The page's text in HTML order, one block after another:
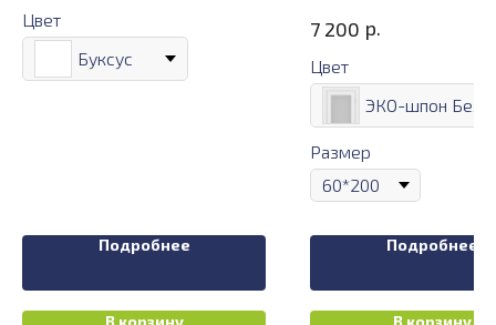
Цвет
Буксус
Подробнее
7 200 р.
Цвет
Размер
Подробнее